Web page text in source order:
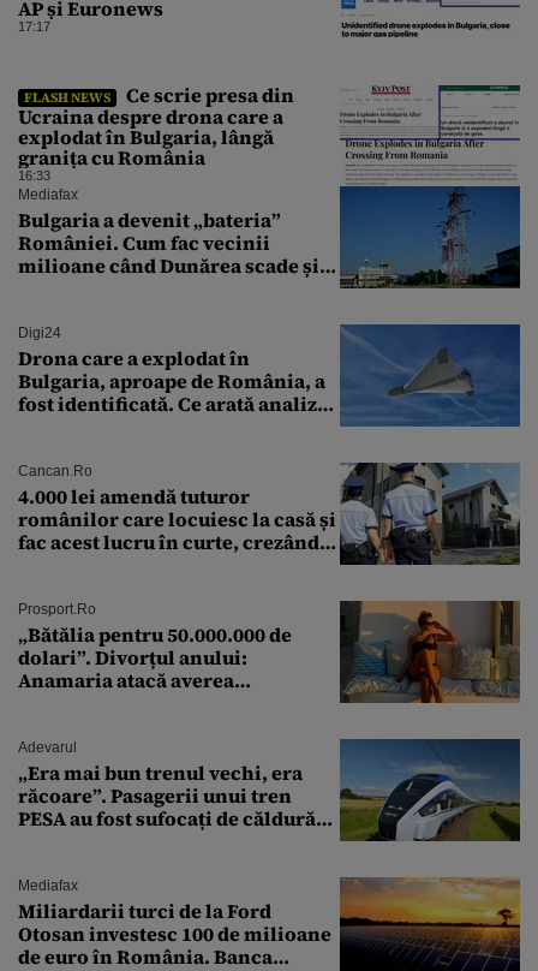
AP și Euronews
17:17
FLASH NEWS
Ce scrie presa din
Ucraina despre drona care a
explodat în Bulgaria, lângă
granița cu România
16:33
Mediafax
Bulgaria a devenit „bateria”
României. Cum fac vecinii
milioane când Dunărea scade și
Digi24
Drona care a explodat în
Bulgaria, aproape de România, a
fost identificată. Ce arată analiza
Cancan.ro
4.000 lei amendă tuturor
românilor care locuiesc la casă și
fac acest lucru în curte, crezând
Prosport.ro
„Bătălia pentru 50.000.000 de
dolari”. Divorțul anului:
Anamaria atacă averea
Adevarul
„Era mai bun trenul vechi, era
răcoare”. Pasagerii unui tren
PESA au fost sufocați de căldură
Mediafax
Miliardarii turci de la Ford
Otosan investesc 100 de milioane
de euro în România. Banca